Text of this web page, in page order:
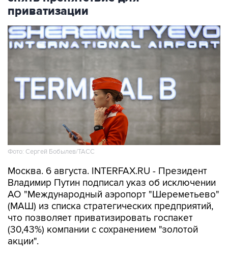
приватизации
Фото: Сергей Бобылев/ТАСС
Москва. 6 августа. INTERFAX.RU - Президент
Владимир Путин подписал указ об исключении
АО "Международный аэропорт "Шереметьево"
(МАШ) из списка стратегических предприятий,
что позволяет приватизировать госпакет
(30,43%) компании с сохранением "золотой
акции".